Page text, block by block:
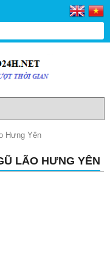
Hưng Yên
LÃO HƯNG YÊN